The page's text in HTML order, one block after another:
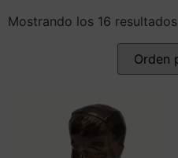
Mostrando los 16 resultados